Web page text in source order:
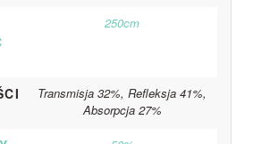
250cm
Transmisja 32%, Refleksja 41%,
Absorpcja 27%